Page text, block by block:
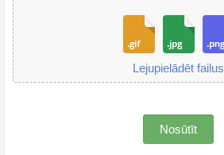
Lejupielādēt failus
Nosūtīt